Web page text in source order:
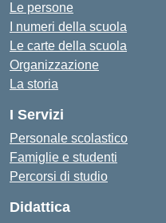
Le persone
I numeri della scuola
Le carte della scuola
Organizzazione
La storia
I Servizi
Personale scolastico
Famiglie e studenti
Percorsi di studio
Didattica